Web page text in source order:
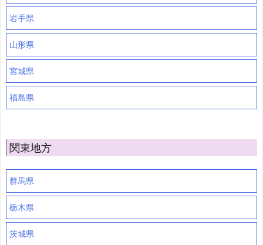
岩手県
山形県
宮城県
福島県
関東地方
群馬県
栃木県
茨城県